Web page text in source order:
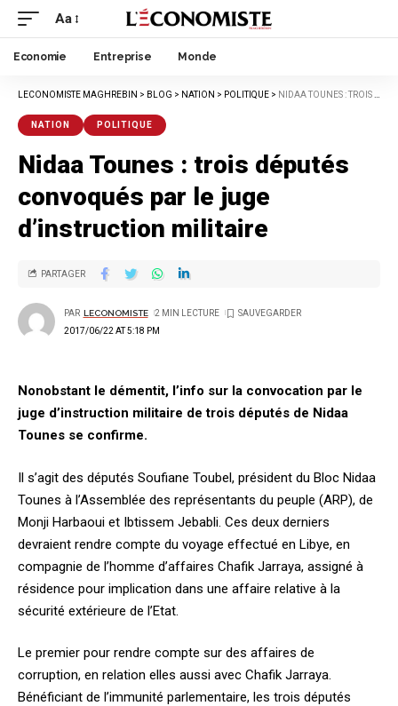
Aa
Economie Entreprise Monde
LECONOMISTE MAGHREBIN > BLOG > NATION > POLITIQUE > NIDAA TOUNES : TROIS DÉPUTÉS CONVOQUÉS PAR LE JUGE D’INSTRUCTION MILITAIRE
NATION POLITIQUE
Nidaa Tounes : trois députés
convoqués par le juge
d’instruction militaire
2017/06/22 AT 5:18 PM
PAR LECONOMISTE 2 MIN LECTURE
PARTAGER
Nonobstant le démentit, l’info sur la convocation par le
juge d’instruction militaire de trois députés de Nidaa
Tounes se confirme.
Il s’agit des députés Soufiane Toubel, président du Bloc Nidaa
Tounes à l’Assemblée des représentants du peuple (ARP), de
Monji Harbaoui et Ibtissem Jebabli. Ces deux derniers
devraient rendre compte du voyage effectué en Libye, en
compagnie de l’homme d’affaires Chafik Jarraya, assigné à
résidence pour implication dans une affaire relative à la
sécurité extérieure de l’Etat.
Le premier pour rendre compte sur des affaires de
corruption, en relation elles aussi avec Chafik Jarraya.
Bénéficiant de l’immunité parlementaire, les trois députés